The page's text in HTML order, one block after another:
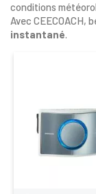
conditions
Avec CEECOACH,
instantané.